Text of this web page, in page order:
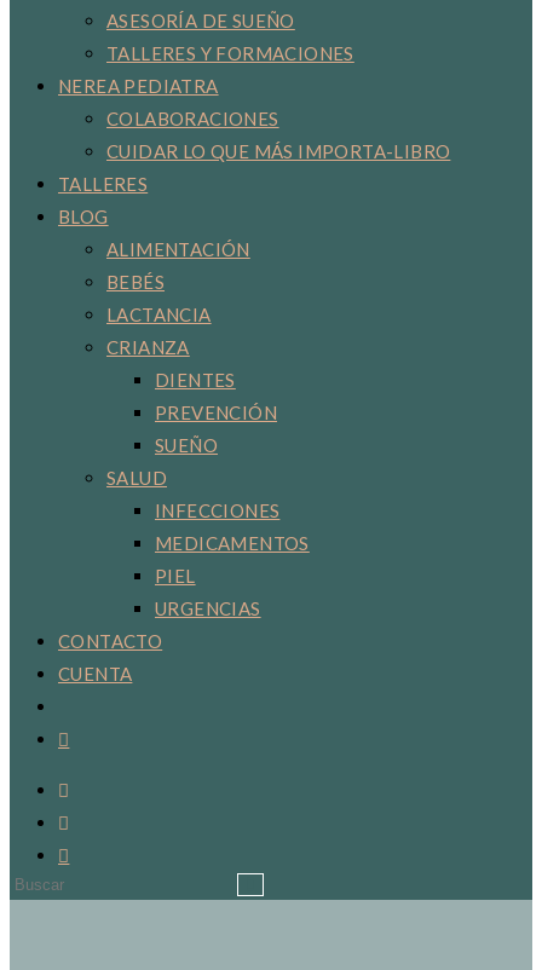
web
ASESORÍA DE SUEÑO
TALLERES Y FORMACIONES
NEREA PEDIATRA
COLABORACIONES
CUIDAR LO QUE MÁS IMPORTA-LIBRO
TALLERES
BLOG
ALIMENTACIÓN
BEBÉS
LACTANCIA
CRIANZA
DIENTES
PREVENCIÓN
SUEÑO
SALUD
INFECCIONES
MEDICAMENTOS
PIEL
URGENCIAS
CONTACTO
CUENTA
Alternar
de
la
web